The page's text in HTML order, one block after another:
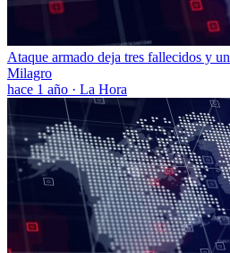
Ataque armado deja tres fallecidos y
Milagro
hace 1 año · La Hora